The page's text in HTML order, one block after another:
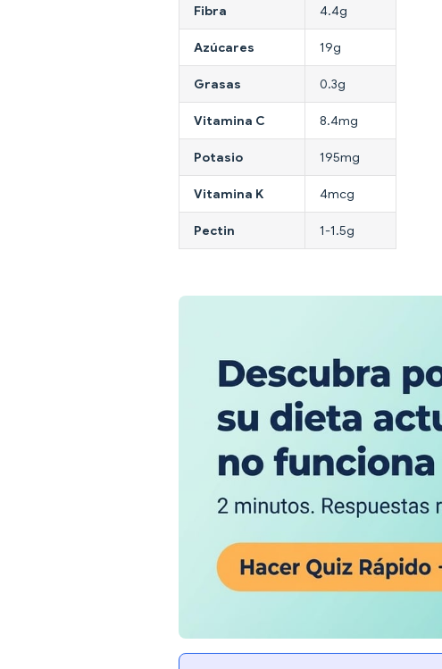
Fibra 4.4g
Azúcares 19g
Grasas 0.3g
Vitamina C 8.4mg
Potasio 195mg
Vitamina K 4mcg
Pectin 1-1.5g